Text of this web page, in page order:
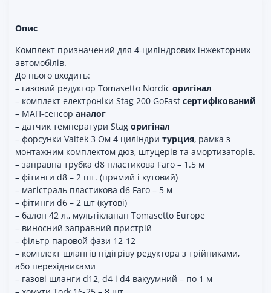
Опис
Комплект призначений для 4-циліндрових інжекторних
автомобілів.
До нього входить:
– газовий редуктор Tomasetto Nordic оригінал
– комплект електроніки Stag 200 GoFast сертифікований
– МАП-сенсор аналог
– датчик температури Stag оригінал
– форсунки Valtek 3 Ом 4 циліндри турция, рамка з
монтажним комплектом дюз, штуцерів та амортизаторів.
– заправна трубка d8 пластикова Faro – 1.5 м
– фітинги d8 – 2 шт. (прямий і кутовий)
– магістраль пластикова d6 Faro – 5 м
– фітинги d6 – 2 шт (кутові)
– балон 42 л., мультіклапан Tomasetto Europe
– виносний заправний пристрій
– фільтр паровой фази 12-12
– комплект шлангів підігріву редуктора з трійниками,
або перехідниками
– газові шланги d12, d4 і d4 вакуумний – по 1 м